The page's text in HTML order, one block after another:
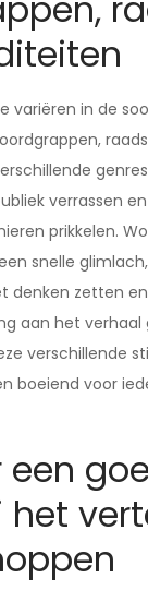
variëren in de
verrassen
prikkelen.
snelle
denken zetten
aan het verhaal
verschillende
boeiend voor
een